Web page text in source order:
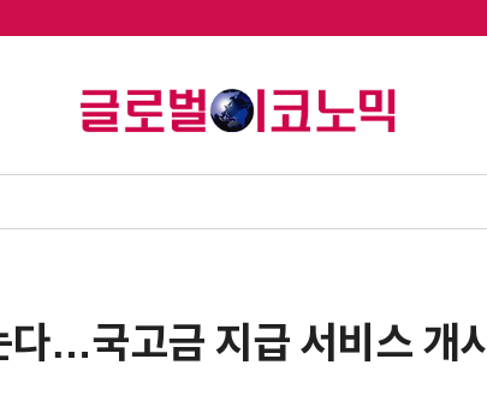
…국고금 지급 서비스 개시